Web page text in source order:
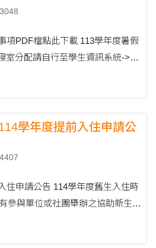
點此下載 113學年度暑假
分配->113暑假 完成繳費後
學年度提前入住申請公
學年度舊生入住時
參與單位或社團舉辦之協助新生活
社團舉辦迎新活動等)，有提前入
單位開....